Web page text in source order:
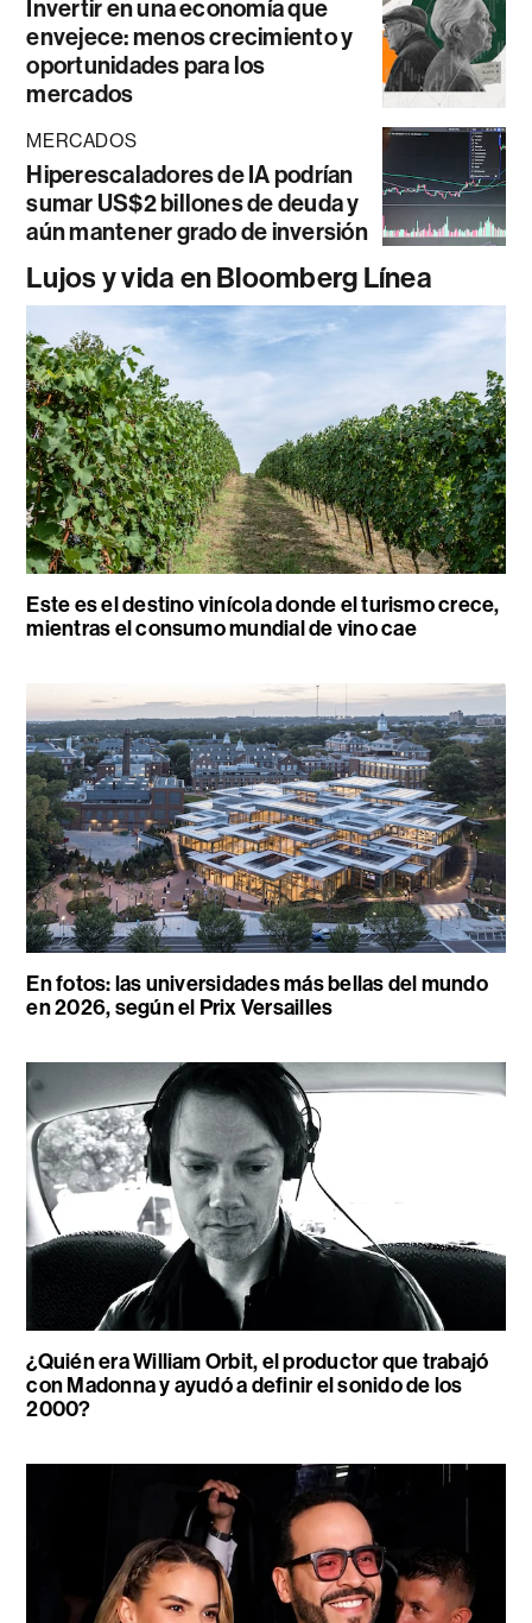
Invertir en una economía que
envejece: menos crecimiento y
oportunidades para los
mercados
MERCADOS
Hiperescaladores de IA podrían
sumar US$2 billones de deuda y
aún mantener grado de inversión
Lujos y vida en Bloomberg Línea
Este es el destino vinícola donde el turismo crece,
mientras el consumo mundial de vino cae
En fotos: las universidades más bellas del mundo
en 2026, según el Prix Versailles
¿Quién era William Orbit, el productor que trabajó
con Madonna y ayudó a definir el sonido de los
2000?